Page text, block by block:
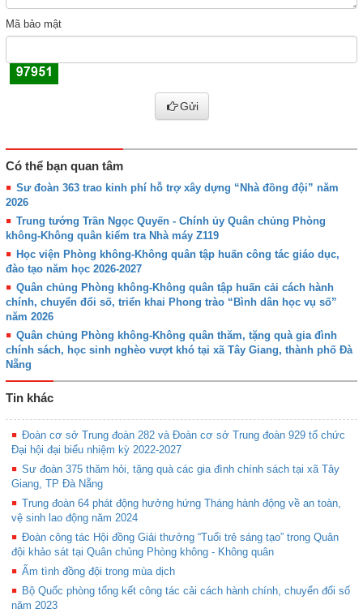
Mã bảo mật
Gửi
Có thể bạn quan tâm
Sư đoàn 363 trao kinh phí hỗ trợ xây dựng “Nhà đồng đội” năm
2026
Trung tướng Trần Ngọc Quyến - Chính ủy Quân chủng Phòng
không-Không quân kiểm tra Nhà máy Z119
Học viện Phòng không-Không quân tập huấn công tác giáo dục,
đào tạo năm học 2026-2027
Quân chủng Phòng không-Không quân tập huấn cải cách hành
chính, chuyển đổi số, triển khai Phong trào “Bình dân học vụ số”
năm 2026
Quân chủng Phòng không-Không quân thăm, tặng quà gia đình
chính sách, học sinh nghèo vượt khó tại xã Tây Giang, thành phố Đà
Nẵng
Tin khác
Đoàn cơ sở Trung đoàn 282 và Đoàn cơ sở Trung đoàn 929 tổ chức
Đại hội đại biểu nhiệm kỳ 2022-2027
Sư đoàn 375 thăm hỏi, tặng quà các gia đình chính sách tại xã Tây
Giang, TP Đà Nẵng
Trung đoàn 64 phát động hưởng hứng Tháng hành động về an toàn,
vệ sinh lao động năm 2024
Đoàn công tác Hội đồng Giải thưởng “Tuổi trẻ sáng tạo” trong Quân
đội khảo sát tại Quân chủng Phòng không - Không quân
Ấm tình đồng đội trong mùa dịch
Bộ Quốc phòng tổng kết công tác cải cách hành chính, chuyển đổi số
năm 2023